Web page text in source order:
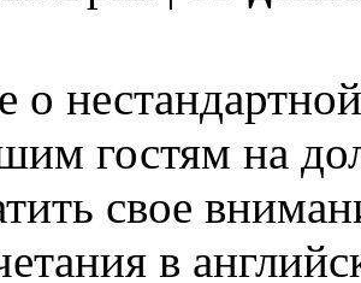
о
гостям на
свое
в